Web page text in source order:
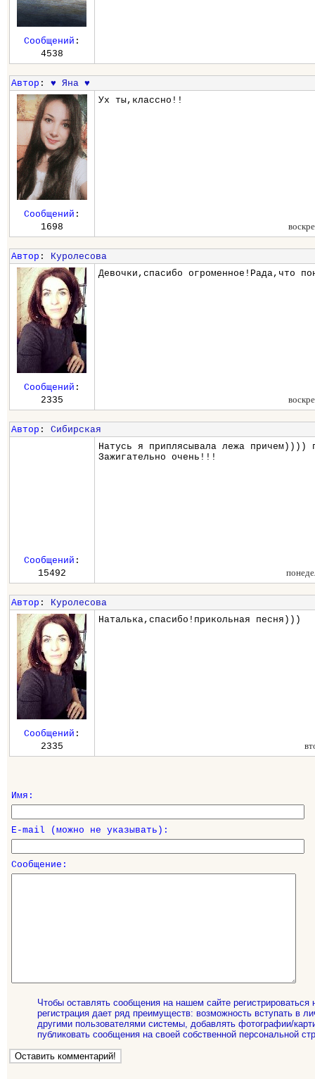
Сообщений :
4538
Автор : ♥ Яна ♥
Ух ты,классно!!
Сообщений :
1698
Автор : Куролесова
Девочки,спасибо огроменное!Рада,что
Сообщений :
2335
Автор : Сибирская
Натусь я приплясывала лежа причем))))
Зажигательно очень!!!
Сообщений :
15492
Автор : Куролесова
Наталька,спасибо!прикольная песня)))
Сообщений :
2335
Имя:
E-mail (можно не указывать):
Сообщение:
Чтобы оставлять сообщения на нашем сайте регистрироваться
регистрация дает ряд преимуществ: возможность вступать в
другими пользователями системы, добавлять фотографии/
публиковать сообщения на своей собственной персональной